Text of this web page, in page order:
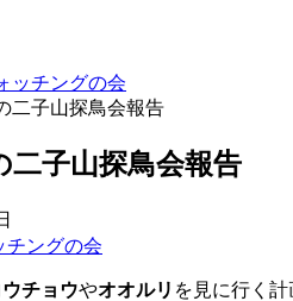
ッチングの会
二子山探鳥会報告
二子山探鳥会報告
チングの会
チョウやオオルリ を見に行く